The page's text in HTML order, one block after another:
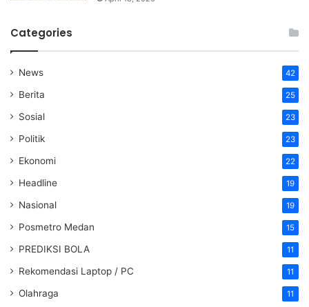
Categories
News 42
Berita 25
Sosial 23
Politik 23
Ekonomi 22
Headline 19
Nasional 19
Posmetro Medan 15
PREDIKSI BOLA 11
Rekomendasi Laptop / PC 11
Olahraga 11